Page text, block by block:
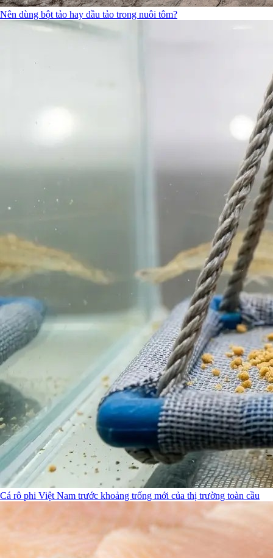
Nên dùng bột tảo hay dầu tảo trong nuôi tôm?
Cá rô phi Việt Nam trước khoảng trống mới của thị trường toàn cầu